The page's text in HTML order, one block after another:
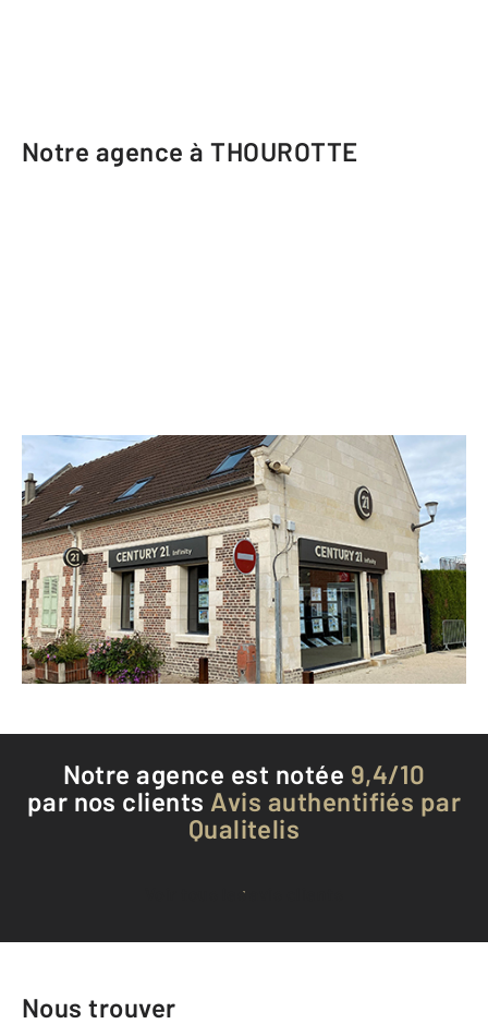
Notre agence à THOUROTTE
CENTURY 21 Infinity
1 bis rue Jean Jaurès
THOUROTTE - 60150
Envoyer un message
Téléphoner à l'agence
Notre agence est notée 9,4/10
par nos clients Avis authentifiés par
Qualitelis
Voir tous les avis clients
Nous trouver